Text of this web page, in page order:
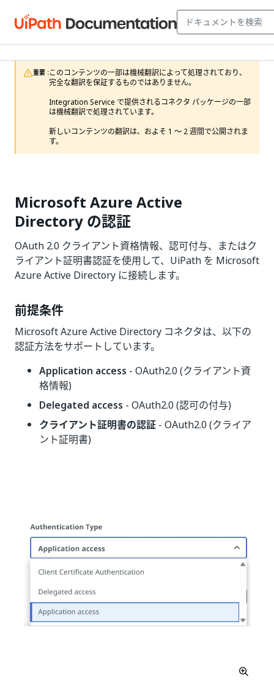
重要 :このコンテンツの一部は機械翻訳によって処理されており、
完全な翻訳を保証するものではありません。
Integration Service で提供されるコネクタ パッケージの一部
は機械翻訳で処理されています。
新しいコンテンツの翻訳は、およそ 1 ～ 2 週間で公開されま
す。
Microsoft Azure Active
Directory の認証
OAuth 2.0 クライアント資格情報、認可付与、またはク
ライアント証明書認証を使用して、UiPath を Microsoft
Azure Active Directory に接続します。
前提条件
Microsoft Azure Active Directory コネクタは、以下の
認証方法をサポートしています。
Application access - OAuth2.0 (クライアント資
格情報)
Delegated access - OAuth2.0 (認可の付与)
クライアント証明書の認証 - OAuth2.0 (クライア
ント証明書)